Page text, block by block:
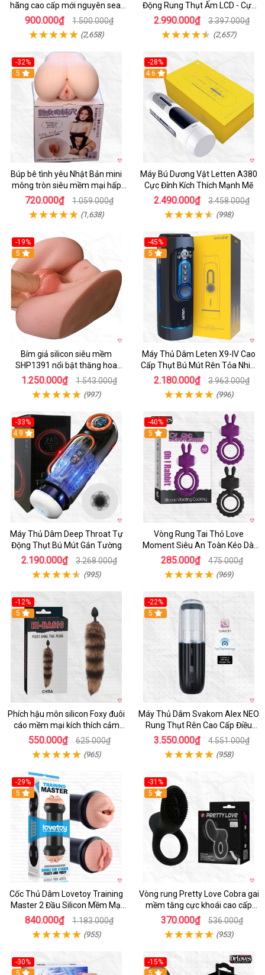
hãng cao cấp mới nguyên seal
giá tốt
900.000₫ 1.500.000₫
(2,658)
Động Rung Thụt Ấm LCD - Cực
Phê
2.990.000₫ 3.397.000₫
(2,657)
-32%
Hot
5
Búp bê tình yêu Nhật Bản mini
mông tròn siêu mềm mại hấp
dẫn
720.000₫ 1.059.000₫
(1,638)
-28%
Hot
4.6
Máy Bú Dương Vật Letten A380
Cực Đỉnh Kích Thích Mạnh Mẽ
2.490.000₫ 3.458.000₫
(998)
-19%
Hot
5
Bím giả silicon siêu mềm
SHP1391 nổi bật thăng hoa
hoàn hảo
1.250.000₫ 1.543.000₫
(997)
-45%
Hot
5
Máy Thủ Dâm Leten X9-IV Cao
Cấp Thụt Bú Mút Rên Tỏa Nhiệt
Sạc Pin
2.180.000₫ 3.963.000₫
(996)
-33%
Hot
4.9
Máy Thủ Dâm Deep Throat Tự
Động Thụt Bú Mút Gắn Tường
2.190.000₫ 3.268.000₫
(995)
-40%
5
Vòng Rung Tai Thỏ Love
Moment Siêu An Toàn Kéo Dài
Thời Gian
285.000₫ 475.000₫
(969)
-12%
Hot
5
Phích hậu môn silicon Foxy đuôi
cáo mềm mại kích thích cảm
giác mới
550.000₫ 625.000₫
(965)
-22%
5
Máy Thủ Dâm Svakom Alex NEO
Rung Thụt Rên Cao Cấp Điều
Khiển App
3.550.000₫ 4.551.000₫
(958)
-29%
Hot
5
Cốc Thủ Dâm Lovetoy Training
Master 2 Đầu Silicon Mềm Mại
Tiện Lợi
840.000₫ 1.183.000₫
(955)
-31%
5
Vòng rung Pretty Love Cobra gai
mềm tăng cực khoái cao cấp
chính hãng
370.000₫ 536.000₫
(953)
-30%
Hot
5
-15%
Hot
5